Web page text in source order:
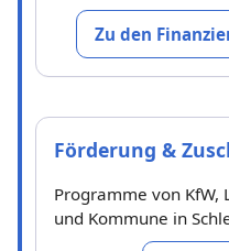
Zu den
Förderung &
Programme von KfW,
und Kommune in